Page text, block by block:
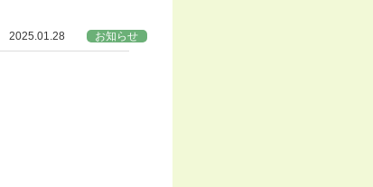
2025.01.28 お知らせ